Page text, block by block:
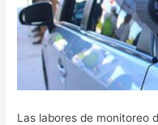
Las labores de monitoreo